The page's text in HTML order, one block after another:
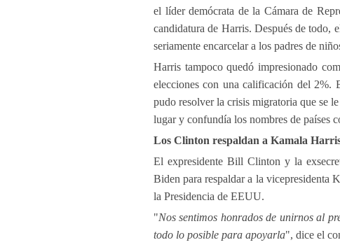
el líder demócrata de la Cámara de
candidatura de Harris. Después de todo,
seriamente encarcelar a los padres de
Harris tampoco quedó impresionado
elecciones con una calificación del 2%.
pudo resolver la crisis migratoria que se
lugar y confundía los nombres de países
Los Clinton respaldan a Kamala
El expresidente Bill Clinton y la
Biden para respaldar a la vicepresidenta
la Presidencia de EEUU.
"Nos sentimos honrados de unirnos al
todo lo posible para apoyarla", dice el